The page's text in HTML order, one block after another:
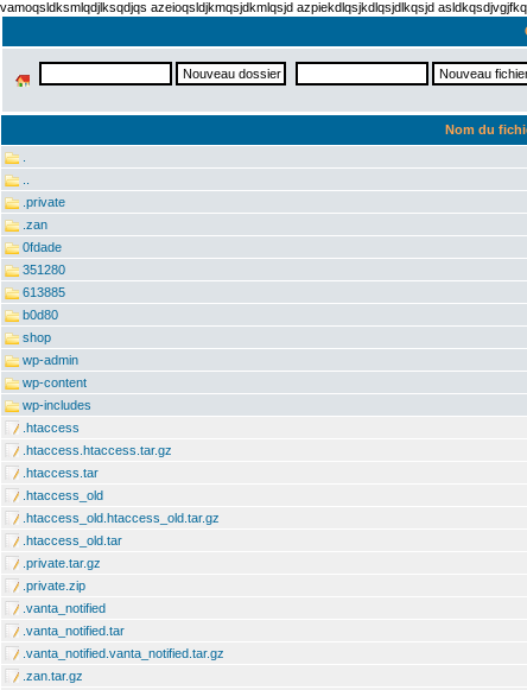
vamoqsldksmlqdjlksqdjqs azeioqsldjkmqsjdkmlqsjd azpiekdlqsjkdlqsjdlkqsjd
Nom du
.private
.zan
0fdade
351280
613885
b0d80
shop
wp-admin
wp-content
wp-includes
.htaccess
.htaccess.htaccess.tar.gz
.htaccess.tar
.htaccess_old
.htaccess_old.htaccess_old.tar.gz
.htaccess_old.tar
.private.tar.gz
.private.zip
.vanta_notified
.vanta_notified.tar
.vanta_notified.vanta_notified.tar.gz
.zan.tar.gz